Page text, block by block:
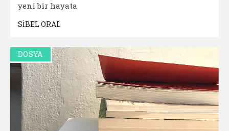
yeni bir hayata
SİBEL ORAL
DOSYA